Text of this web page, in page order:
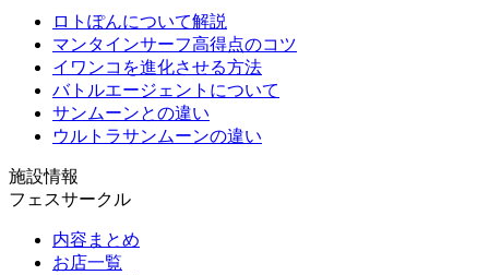
ロトぽんについて解説
マンタインサーフ高得点のコツ
イワンコを進化させる方法
バトルエージェントについて
サンムーンとの違い
ウルトラサンムーンの違い
施設情報
フェスサークル
内容まとめ
お店一覧